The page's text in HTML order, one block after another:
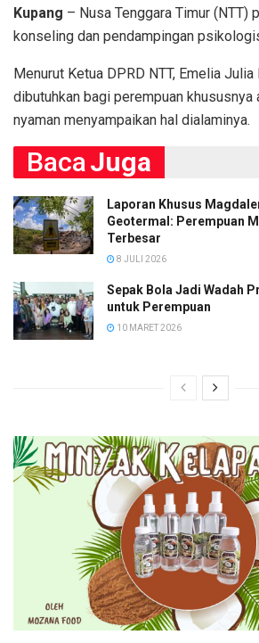
Kupang – Nusa Tenggara Timur (NTT)
konseling dan pendampingan
Menurut Ketua DPRD NTT, Emelia
dibutuhkan bagi perempuan khususnya
nyaman menyampaikan hal dialaminya.
BacaJuga
Laporan Khusus
Geotermal: Perempuan
Terbesar
8 JULI 2026
Sepak Bola Jadi Wadah
untuk Perempuan
10 MARET 2026